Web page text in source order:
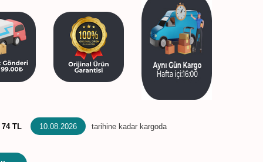
74 TL 10.08.2026 tarihine kadar kargoda